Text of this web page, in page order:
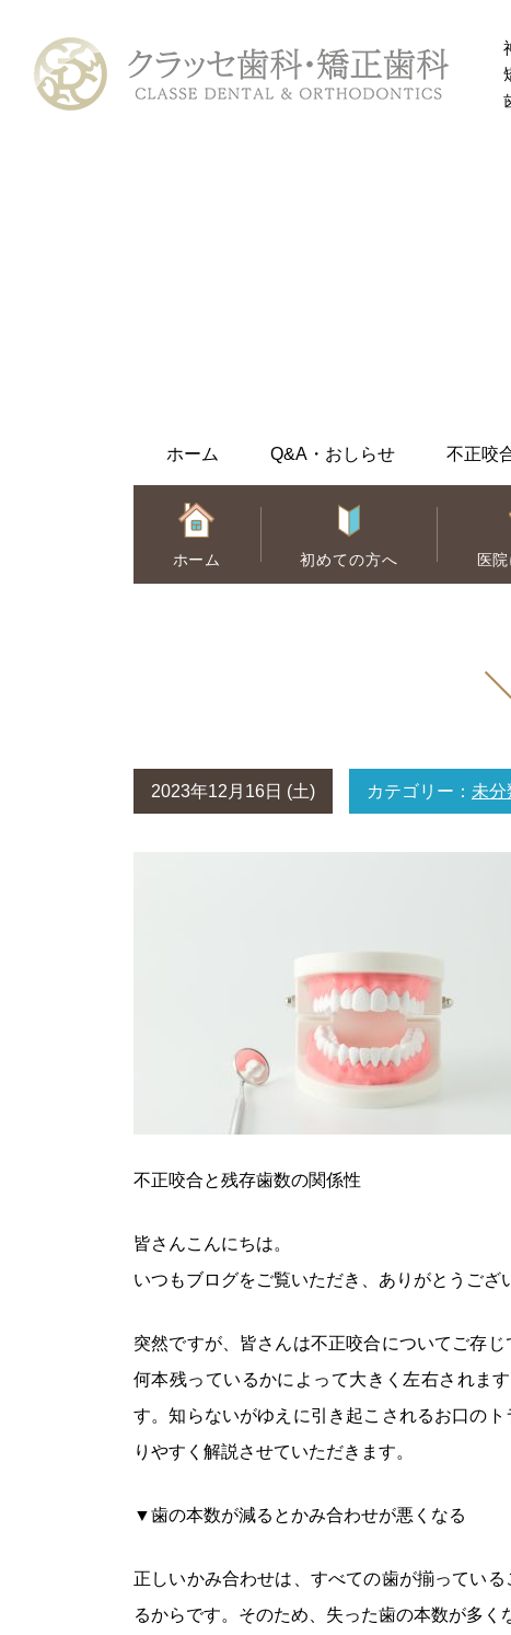
ホーム Q&A・おしらせ 不正咬
ホーム 初めての方へ 医
2023年12月16日 (土) カテゴリー： 未分
不正咬合と残存歯数の関係性
皆さんこんにちは。
いつもブログをご覧いただき、ありがとうござ
突然ですが、皆さんは不正咬合についてご存
何本残っているかによって大きく左右されま
す。知らないがゆえに引き起こされるお口の
りやすく解説させていただきます。
▼歯の本数が減るとかみ合わせが悪くなる
正しいかみ合わせは、すべての歯が揃ってい
るからです。そのため、失った歯の本数が多く